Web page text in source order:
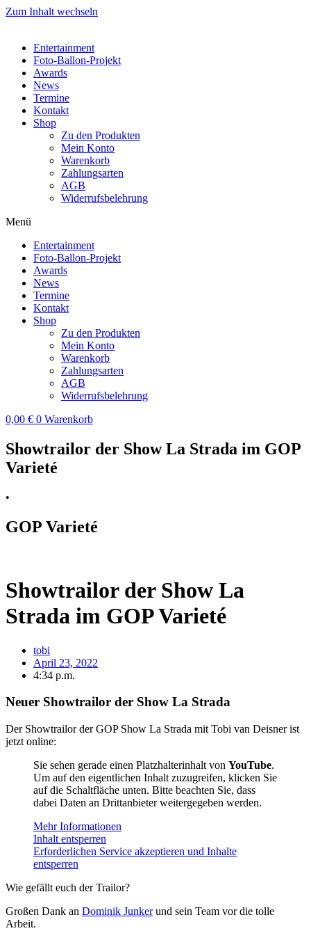
Zum Inhalt wechseln
Entertainment
Foto-Ballon-Projekt
Awards
News
Termine
Kontakt
Shop
Zu den Produkten
Mein Konto
Warenkorb
Zahlungsarten
AGB
Widerrufsbelehrung
Menü
Entertainment
Foto-Ballon-Projekt
Awards
News
Termine
Kontakt
Shop
Zu den Produkten
Mein Konto
Warenkorb
Zahlungsarten
AGB
Widerrufsbelehrung
0,00 € 0 Warenkorb
Showtrailor der Show La Strada im GOP
Varieté
•
GOP Varieté
Showtrailor der Show La
Strada im GOP Varieté
tobi
April 23, 2022
4:34 p.m.
Neuer Showtrailor der Show La Strada
Der Showtrailor der GOP Show La Strada mit Tobi van Deisner ist
jetzt online:
Sie sehen gerade einen Platzhalterinhalt von YouTube.
Um auf den eigentlichen Inhalt zuzugreifen, klicken Sie
auf die Schaltfläche unten. Bitte beachten Sie, dass
dabei Daten an Drittanbieter weitergegeben werden.
Mehr Informationen
Inhalt entsperren
Erforderlichen Service akzeptieren und Inhalte
entsperren
Wie gefällt euch der Trailor?
Großen Dank an Dominik Junkerund sein Team vor die tolle
Arbeit.